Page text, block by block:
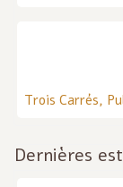
Trois Carrés,
Dernières